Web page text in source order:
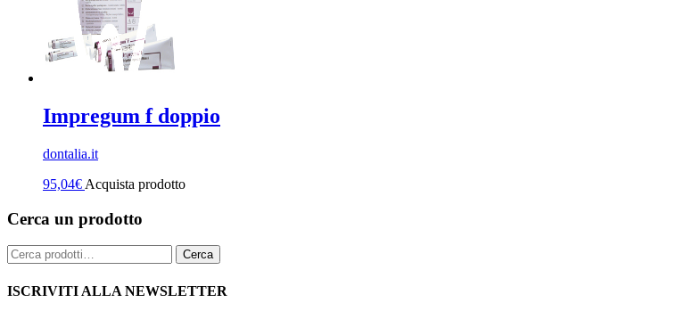
Impregum f doppio
dontalia.it
95,04€ Acquista prodotto
Cerca un prodotto
Cerca: Cerca
ISCRIVITI ALLA NEWSLETTER